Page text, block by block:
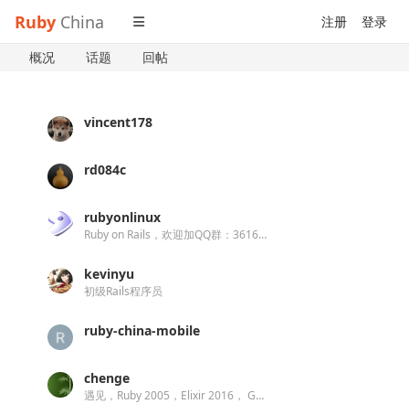
Ruby China 注册 登录
概况 话题 回帖
vincent178
rd084c
rubyonlinux
Ruby on Rails，欢迎加QQ群：361608030
kevinyu
初级Rails程序员
ruby-china-mobile
chenge
遇见，Ruby 2005，Elixir 2016， Go、V 2021